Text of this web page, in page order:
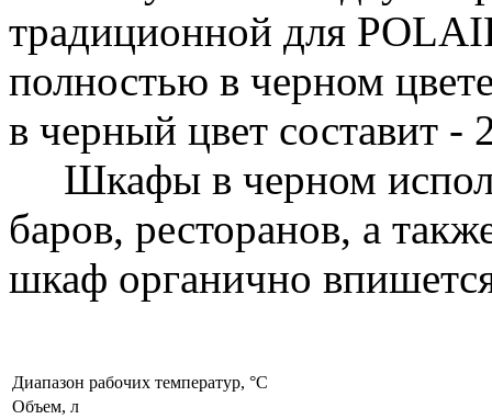
традиционной для
полностью в черном
в черный цвет составит -
Шкафы в черном
баров, ресторанов, а
шкаф органично
Диапазон рабочих температур, °C
Объем, л